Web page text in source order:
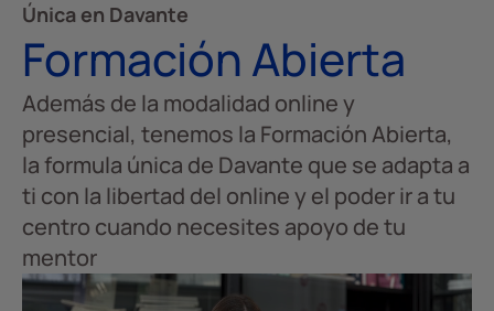
Única en Davante
Formación Abierta
Además de la modalidad online y
presencial, tenemos la Formación Abierta,
la formula única de Davante que se adapta a
ti con la libertad del online y el poder ir a tu
centro cuando necesites apoyo de tu
mentor